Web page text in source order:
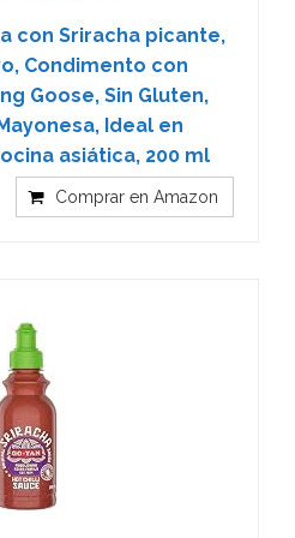
con Sriracha picante,
Condimento con
Goose, Sin Gluten,
Ideal en
asiática, 200 ml
Comprar en Amazon